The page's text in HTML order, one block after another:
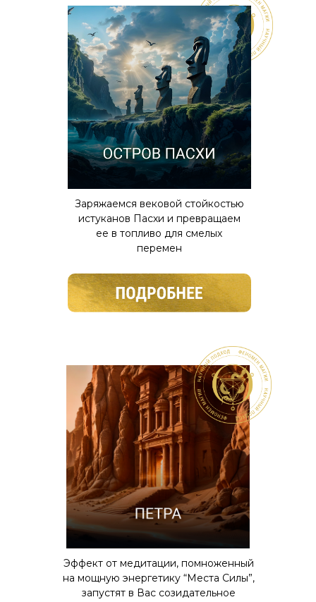
Эффект от медитации, помноженный
на мощную энергетику “Места Силы”,
запустят в Вас созидательное
Заряжаемся вековой стойкостью
истуканов Пасхи и превращаем
ее в топливо для смелых
перемен